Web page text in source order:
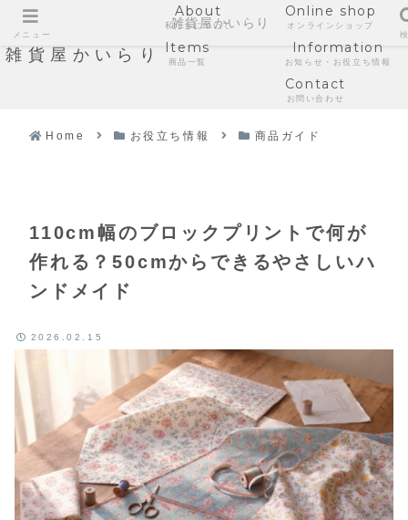
雑貨屋かいらり
About
私たちについて
Online shop
オンラインショップ
Items
商品一覧
Information
お知らせ・お役立ち情報
Contact
お問い合わせ
Home お役立ち情報 商品ガイド
110cm幅のブロックプリントで何が
作れる？50cmからできるやさしいハ
ンドメイド
2026.02.15
メニュー
雑貨屋かいらり